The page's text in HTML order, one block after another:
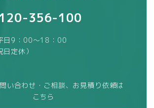
356-100
日9：00～18：00
日定休）
い合わせ・ご相談、お見積り依頼は
こちら